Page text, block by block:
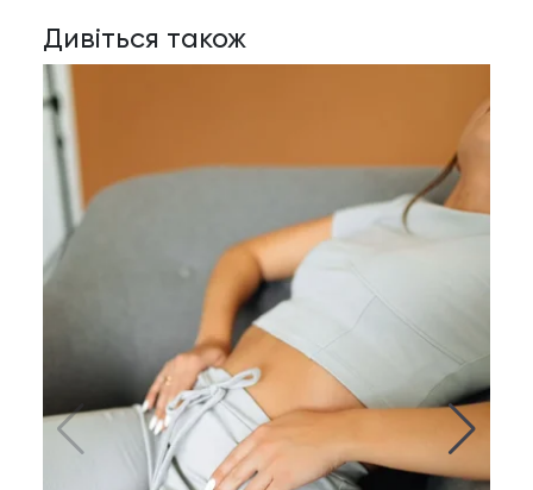
Дивіться також